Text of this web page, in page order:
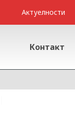
Актуелности
Контакт